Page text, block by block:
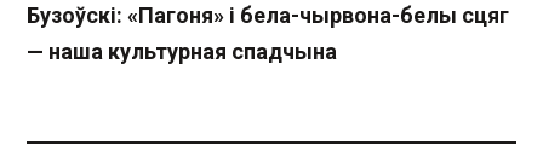
Бузоўскі: «Пагоня» і бела-чырвона-белы сцяг
— наша культурная спадчына